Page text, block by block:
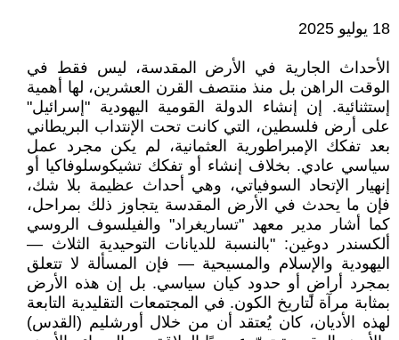
18 يوليو 2025
الأحداث الجارية في الأرض المقدسة، ليس فقط في
الوقت الراهن بل منذ منتصف القرن العشرين، لها أهمية
إستثنائية. إن إنشاء الدولة القومية اليهودية "إسرائيل"
على أرض فلسطين، التي كانت تحت الإنتداب البريطاني
بعد تفكك الإمبراطورية العثمانية، لم يكن مجرد عمل
سياسي عادي. بخلاف إنشاء أو تفكك تشيكوسلوفاكيا أو
إنهيار الإتحاد السوفياتي، وهي أحداث عظيمة بلا شك،
فإن ما يحدث في الأرض المقدسة يتجاوز ذلك بمراحل،
كما أشار مدير معهد "تساريغراد" والفيلسوف الروسي
ألكسندر دوغين: "بالنسبة للديانات التوحيدية الثلاث —
اليهودية والإسلام والمسيحية — فإن المسألة لا تتعلق
بمجرد أراضٍ أو حدود كيان سياسي. بل إن هذه الأرض
بمثابة مرآة لتاريخ الكون. في المجتمعات التقليدية التابعة
لهذه الأديان، كان يُعتقد أن من خلال أورشليم (القدس)